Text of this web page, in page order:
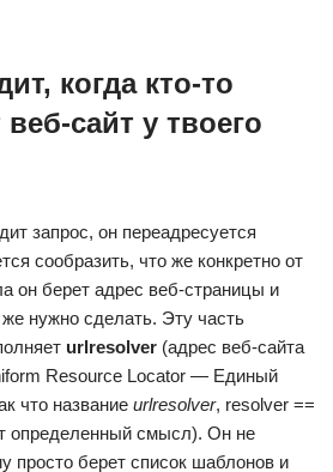
когда кто-то
сайт у твоего
запрос, он переадресуется
сообразить, что же конкретно от
он берет адрес веб-страницы и
нужно сделать. Эту часть
urlresolver (адрес веб-сайта
Resource Locator — Единый
что название urlresolver, resolver ==
определенный смысл). Он не
просто берет список шаблонов и